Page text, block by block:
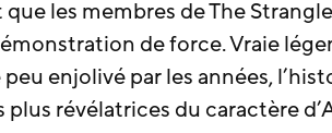
les membres de The
de force. Vraie
enjolivé par les années,
plus révélatrices du caractère